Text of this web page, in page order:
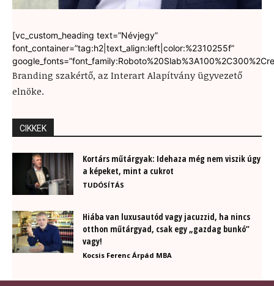
[vc_custom_heading text=”Névjegy”
font_container=”tag:h2|text_align:left|color:%2310255f”
Branding szakértő, az Interart Alapítvány ügyvezető
elnöke.
CIKKEK
Kortárs műtárgyak: Idehaza még nem viszik úgy
a képeket, mint a cukrot
TUDÓSÍTÁS
Hiába van luxusautód vagy jacuzzid, ha nincs
otthon műtárgyad, csak egy „gazdag bunkó”
vagy!
Kocsis Ferenc Árpád MBA